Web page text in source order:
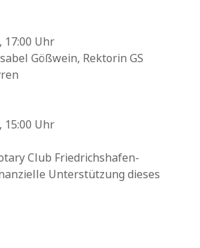
17:00 Uhr
Gößwein, Rektorin GS
15:00 Uhr
Club Friedrichshafen-
Unterstützung dieses